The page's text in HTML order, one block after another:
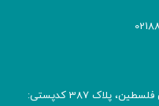
آدرس: پسـتی تهران، خیابان طالقانی، میدان فلسطین، پلاک 387 کدپستی: